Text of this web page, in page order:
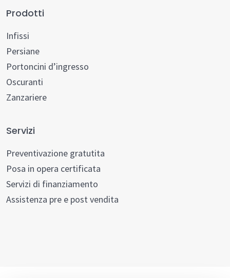
Prodotti
Infissi
Persiane
Portoncini d’ingresso
Oscuranti
Zanzariere
Servizi
Preventivazione gratutita
Posa in opera certificata
Servizi di finanziamento
Assistenza pre e post vendita